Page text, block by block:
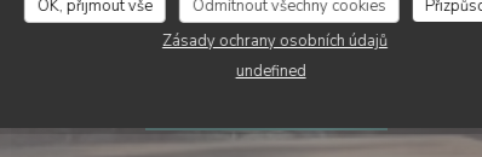
OK, přijmout vše Odmítnout všechny cookies
Zásady ochrany osobních údajů
undefined
Chez Bibet